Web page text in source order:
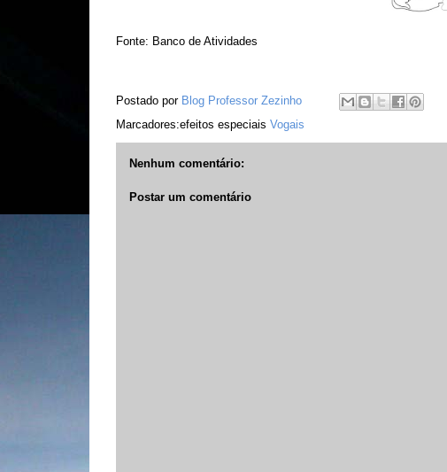
Fonte: Banco de Atividades
Postado por Blog Professor Zezinho
Marcadores:efeitos especiais Vogais
Nenhum comentário:
Postar um comentário